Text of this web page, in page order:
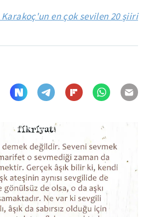
Karakoç'un en çok sevilen 20 şiiri